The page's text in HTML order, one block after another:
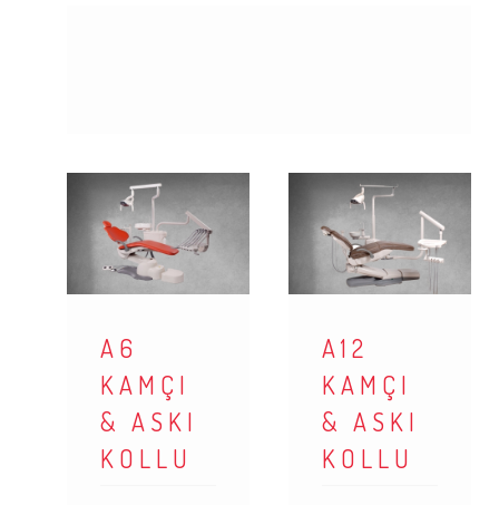
A6
KAMÇI
& ASKI
KOLLU
A12
KAMÇI
& ASKI
KOLLU